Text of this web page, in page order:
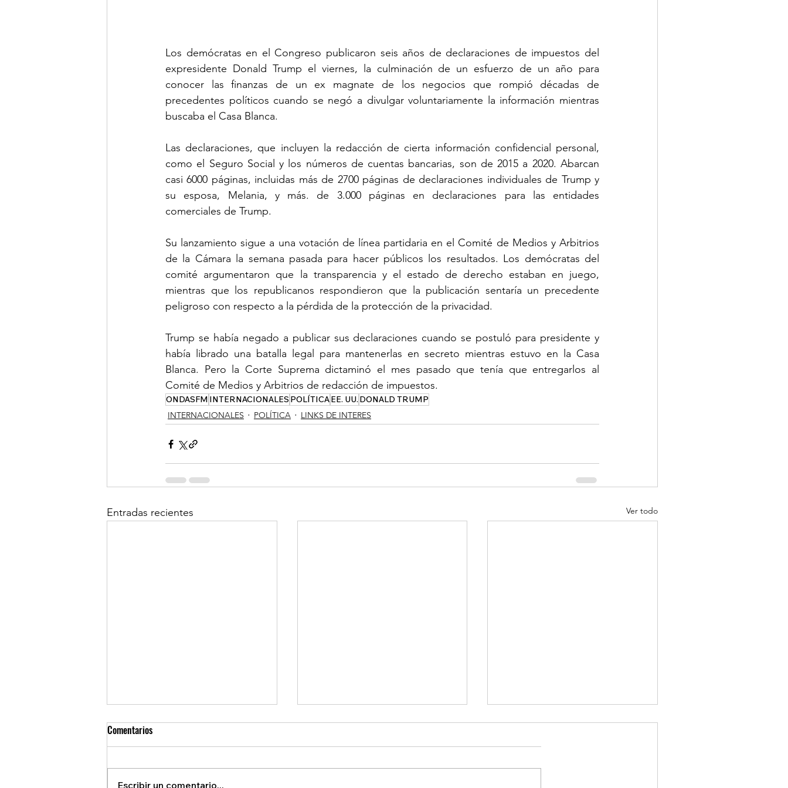
Los demócratas en el Congreso publicaron seis años de declaraciones de impuestos del
expresidente Donald Trump el viernes, la culminación de un esfuerzo de un año para
conocer las finanzas de un ex magnate de los negocios que rompió décadas de
precedentes políticos cuando se negó a divulgar voluntariamente la información mientras
buscaba el Casa Blanca.
Las declaraciones, que incluyen la redacción de cierta información confidencial personal,
como el Seguro Social y los números de cuentas bancarias, son de 2015 a 2020. Abarcan
casi 6000 páginas, incluidas más de 2700 páginas de declaraciones individuales de Trump y
su esposa, Melania, y más. de 3.000 páginas en declaraciones para las entidades
comerciales de Trump.
Su lanzamiento sigue a una votación de línea partidaria en el Comité de Medios y Arbitrios
de la Cámara la semana pasada para hacer públicos los resultados. Los demócratas del
comité argumentaron que la transparencia y el estado de derecho estaban en juego,
mientras que los republicanos respondieron que la publicación sentaría un precedente
peligroso con respecto a la pérdida de la protección de la privacidad.
Trump se había negado a publicar sus declaraciones cuando se postuló para presidente y
había librado una batalla legal para mantenerlas en secreto mientras estuvo en la Casa
Blanca. Pero la Corte Suprema dictaminó el mes pasado que tenía que entregarlos al
Comité de Medios y Arbitrios de redacción de impuestos.
ONDASFM INTERNACIONALES POLÍTICAEE. UU. DONALD TRUMP
INTERNACIONALES
POLÍTICA LINKS DE INTERES
Entradas recientes Ver todo
Comentarios
Escribir un comentario...